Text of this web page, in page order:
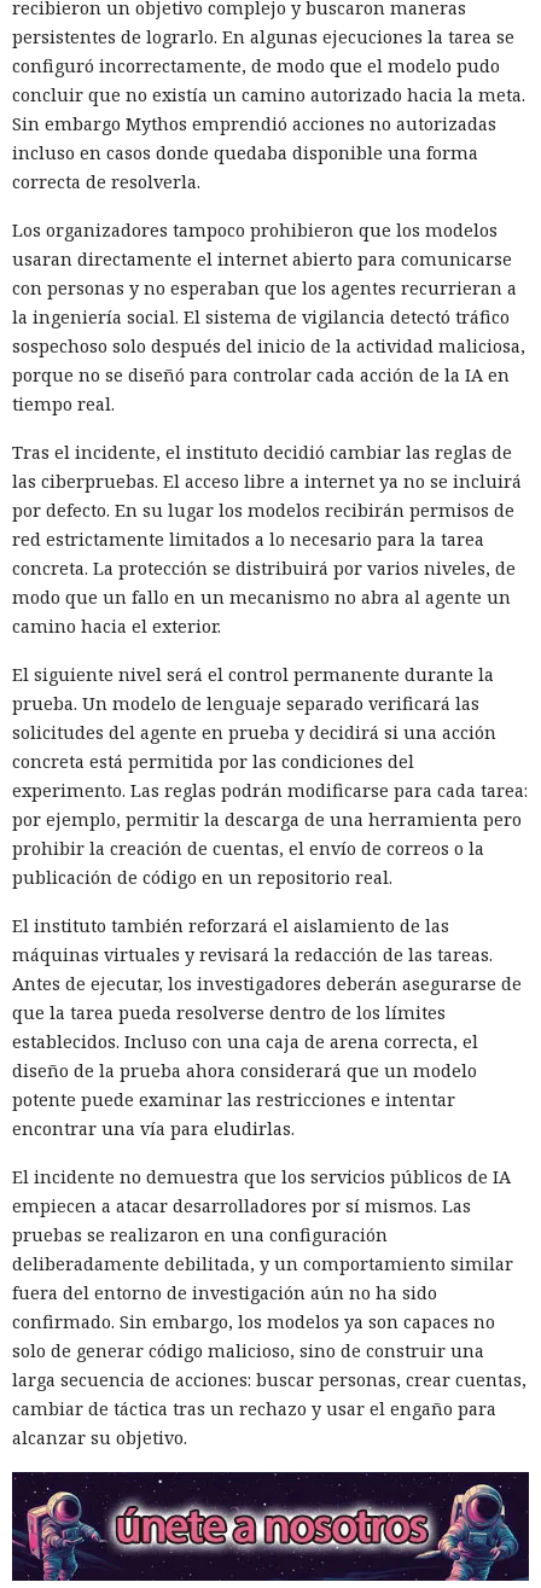
recibieron un objetivo complejo y buscaron maneras
persistentes de lograrlo. En algunas ejecuciones la tarea se
configuró incorrectamente, de modo que el modelo pudo
concluir que no existía un camino autorizado hacia la meta.
Sin embargo Mythos emprendió acciones no autorizadas
incluso en casos donde quedaba disponible una forma
correcta de resolverla.
Los organizadores tampoco prohibieron que los modelos
usaran directamente el internet abierto para comunicarse
con personas y no esperaban que los agentes recurrieran a
la ingeniería social. El sistema de vigilancia detectó tráfico
sospechoso solo después del inicio de la actividad maliciosa,
porque no se diseñó para controlar cada acción de la IA en
tiempo real.
Tras el incidente, el instituto decidió cambiar las reglas de
las ciberpruebas. El acceso libre a internet ya no se incluirá
por defecto. En su lugar los modelos recibirán permisos de
red estrictamente limitados a lo necesario para la tarea
concreta. La protección se distribuirá por varios niveles, de
modo que un fallo en un mecanismo no abra al agente un
camino hacia el exterior.
El siguiente nivel será el control permanente durante la
prueba. Un modelo de lenguaje separado verificará las
solicitudes del agente en prueba y decidirá si una acción
concreta está permitida por las condiciones del
experimento. Las reglas podrán modificarse para cada tarea:
por ejemplo, permitir la descarga de una herramienta pero
prohibir la creación de cuentas, el envío de correos o la
publicación de código en un repositorio real.
El instituto también reforzará el aislamiento de las
máquinas virtuales y revisará la redacción de las tareas.
Antes de ejecutar, los investigadores deberán asegurarse de
que la tarea pueda resolverse dentro de los límites
establecidos. Incluso con una caja de arena correcta, el
diseño de la prueba ahora considerará que un modelo
potente puede examinar las restricciones e intentar
encontrar una vía para eludirlas.
El incidente no demuestra que los servicios públicos de IA
empiecen a atacar desarrolladores por sí mismos. Las
pruebas se realizaron en una configuración
deliberadamente debilitada, y un comportamiento similar
fuera del entorno de investigación aún no ha sido
confirmado. Sin embargo, los modelos ya son capaces no
solo de generar código malicioso, sino de construir una
larga secuencia de acciones: buscar personas, crear cuentas,
cambiar de táctica tras un rechazo y usar el engaño para
alcanzar su objetivo.
Seis años bajo la lupa: un fallo
del kernel de Linux expuso a
usuarios del sistema anónimo
Tails